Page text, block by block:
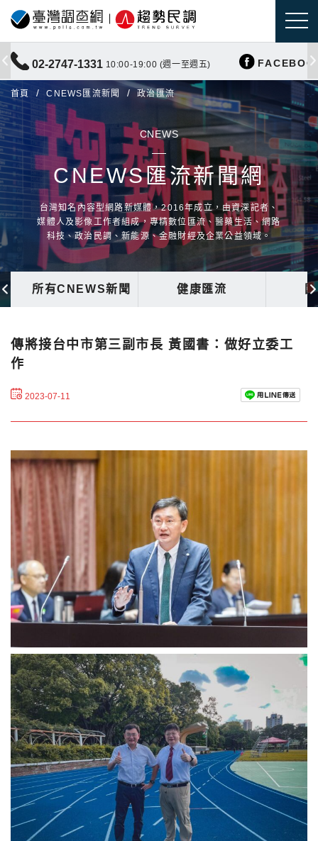
02-2747-1331 10:00-19:00 (週一至週五)
首頁 CNEWS匯流新聞 政治匯流
CNEWS
CNEWS匯流新聞網
台灣知名內容型網路新媒體，2016年成立，由資深記者、
媒體人及影像工作者組成，專精數位匯流、醫藥生活、網路
科技、政治民調、新能源、金融財經及企業公益領域。
所有CNEWS新聞 健康匯流
傳將接台中市第三副市長 黃國書：做好立委工
作
2023-07-11